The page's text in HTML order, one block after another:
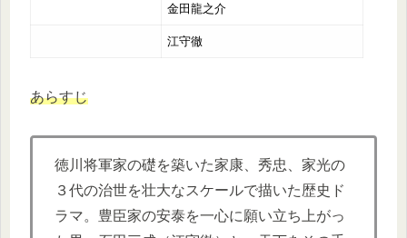
金田龍之介
江守徹
あらすじ
徳川将軍家の礎を築いた家康、秀忠、家光の
３代の治世を壮大なスケールで描いた歴史ド
ラマ。豊臣家の安泰を一心に願い立ち上がっ